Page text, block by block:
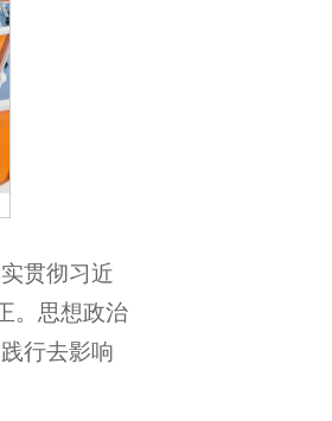
贯彻习近
。思想政治
行去影响